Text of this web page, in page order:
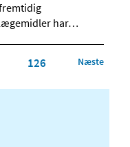
har…
126 Næste